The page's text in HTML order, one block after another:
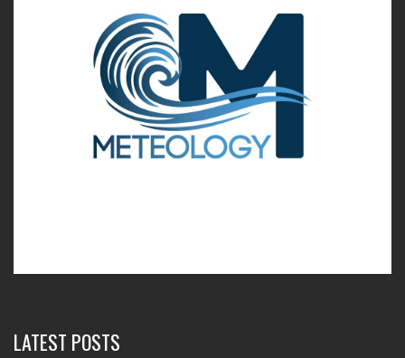
LATEST POSTS